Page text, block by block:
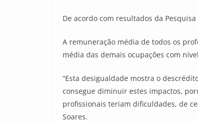
De acordo com resultados da
A remuneração média de todos os
média das demais ocupações com
“Esta desigualdade mostra o
consegue diminuir estes impactos,
profissionais teriam dificuldades, de
Soares.